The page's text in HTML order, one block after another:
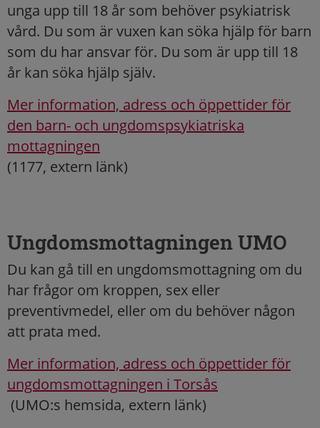
unga upp till 18 år som behöver psykiatrisk
vård. Du som är vuxen kan söka hjälp för barn
som du har ansvar för. Du som är upp till 18
år kan söka hjälp själv.
Mer information, adress och öppettider för
den barn- och ungdomspsykiatriska
mottagningen
(1177, extern länk)
Ungdomsmottagningen UMO
Du kan gå till en ungdomsmottagning om du
har frågor om kroppen, sex eller
preventivmedel, eller om du behöver någon
att prata med.
Mer information, adress och öppettider för
ungdomsmottagningen i Torsås
(UMO:s hemsida, extern länk)